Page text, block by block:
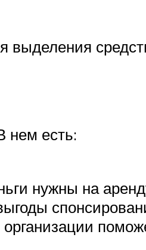
нем есть:
нужны на